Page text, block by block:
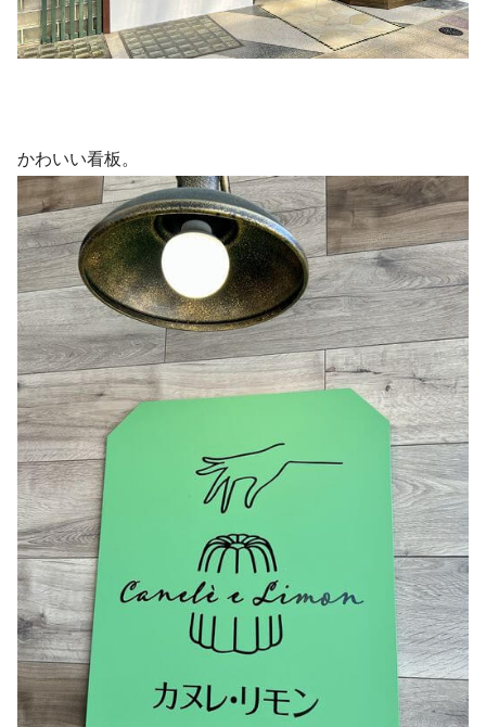
かわいい看板。